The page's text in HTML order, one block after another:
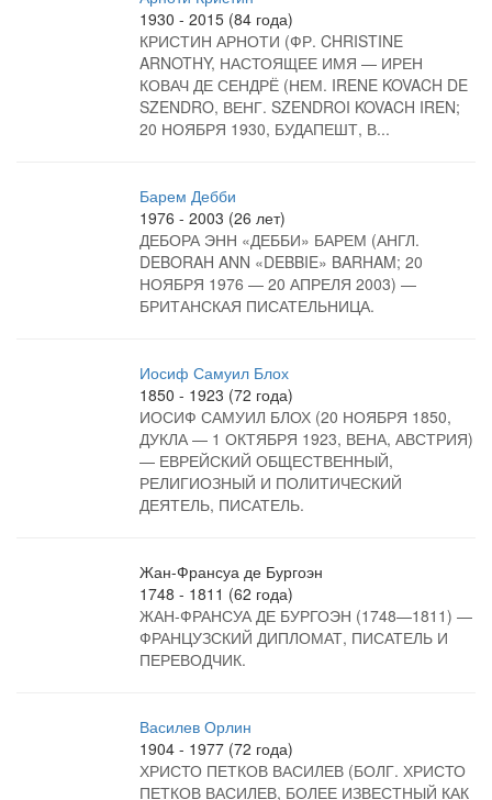
1930 - 2015 (84 года)
КРИСТИН АРНОТИ (ФР. CHRISTINE
ARNOTHY, НАСТОЯЩЕЕ ИМЯ — ИРЕН
КОВАЧ ДЕ СЕНДРЁ (НЕМ. IRENE KOVACH DE
SZENDRO, ВЕНГ. SZENDROI KOVACH IREN;
20 НОЯБРЯ 1930, БУДАПЕШТ, В...
Барем Дебби
1976 - 2003 (26 лет)
ДЕБОРА ЭНН «ДЕББИ» БАРЕМ (АНГЛ.
DEBORAH ANN «DEBBIE» BARHAM; 20
НОЯБРЯ 1976 — 20 АПРЕЛЯ 2003) —
БРИТАНСКАЯ ПИСАТЕЛЬНИЦА.
Иосиф Самуил Блох
1850 - 1923 (72 года)
ИОСИФ САМУИЛ БЛОХ (20 НОЯБРЯ 1850,
ДУКЛА — 1 ОКТЯБРЯ 1923, ВЕНА, АВСТРИЯ)
— ЕВРЕЙСКИЙ ОБЩЕСТВЕННЫЙ,
РЕЛИГИОЗНЫЙ И ПОЛИТИЧЕСКИЙ
ДЕЯТЕЛЬ, ПИСАТЕЛЬ.
Жан-Франсуа де Бургоэн
1748 - 1811 (62 года)
ЖАН-ФРАНСУА ДЕ БУРГОЭН (1748—1811) —
ФРАНЦУЗСКИЙ ДИПЛОМАТ, ПИСАТЕЛЬ И
ПЕРЕВОДЧИК.
Василев Орлин
1904 - 1977 (72 года)
ХРИСТО ПЕТКОВ ВАСИЛЕВ (БОЛГ. ХРИСТО
ПЕТКОВ ВАСИЛЕВ, БОЛЕЕ ИЗВЕСТНЫЙ КАК